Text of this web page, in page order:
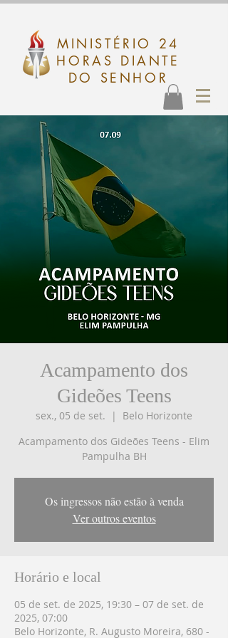
MINISTÉRIO 24
HORAS DIANTE
DO SENHOR
Acampamento dos
Gideões Teens
sex., 05 de set.
  |
Belo Horizonte
Acampamento dos Gideões Teens - Elim
Os ingressos não estão à venda
Ver outros eventos
Horário e local
05 de set. de 2025, 19:30 – 07 de set. de
2025, 07:00
Belo Horizonte, R. Augusto Moreira, 680 -